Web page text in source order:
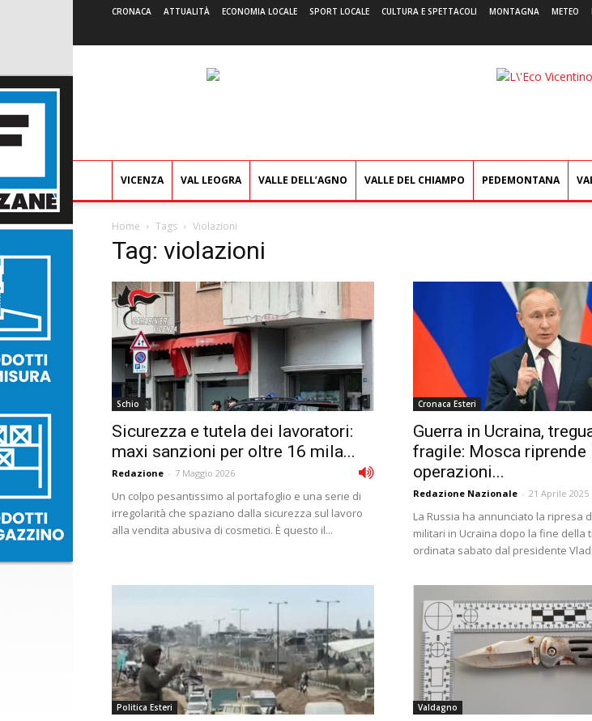
CRONACA ATTUALITÀ ECONOMIA LOCALE SPORT LOCALE CULTURA E SPETTACOLI MONTAGNA METEO
L'Eco
VICENZA VAL LEOGRA VALLE DELL’AGNO VALLE DEL CHIAMPO PEDEMONTANA
Home Tags Violazioni
Tag: violazioni
Schio
Sicurezza e tutela dei lavoratori:
maxi sanzioni per oltre 16 mila...
Redazione - 7 Maggio 2026
Un colpo pesantissimo al portafoglio e una serie di
irregolarità che spaziano dalla sicurezza sul lavoro
alla vendita abusiva di cosmetici. È questo il...
Cronaca Esteri
Guerra in Ucraina,
fragile: Mosca riprende
operazioni...
Redazione Nazionale - 21 Aprile 2025
La Russia ha annunciato la ripresa
militari in Ucraina dopo la fine della
ordinata sabato dal presidente
Politica Esteri Valdagno